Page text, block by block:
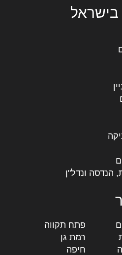
בישראל
הנדסה ונדל"ן
פתח תקווה
רמת גן
חיפה